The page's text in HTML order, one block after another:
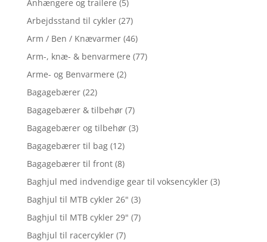
Anhængere og trailere (5)
Arbejdsstand til cykler (27)
Arm / Ben / Knævarmer (46)
Arm-, knæ- & benvarmere (77)
Arme- og Benvarmere (2)
Bagagebærer (22)
Bagagebærer & tilbehør (7)
Bagagebærer og tilbehør (3)
Bagagebærer til bag (12)
Bagagebærer til front (8)
Baghjul med indvendige gear til voksencykler (3)
Baghjul til MTB cykler 26" (3)
Baghjul til MTB cykler 29" (7)
Baghjul til racercykler (7)